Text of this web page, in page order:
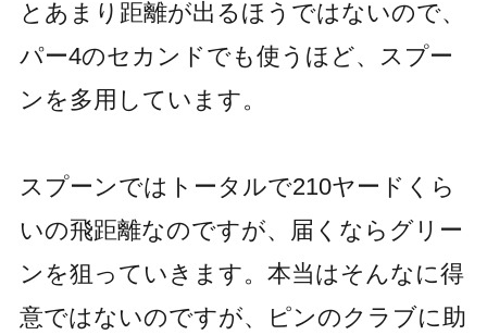
とあまり距離が出るほうではないので、
パー4のセカンドでも使うほど、スプー
ンを多用しています。
スプーンではトータルで210ヤードくら
いの飛距離なのですが、届くならグリー
ンを狙っていきます。本当はそんなに得
意ではないのですが、ピンのクラブに助